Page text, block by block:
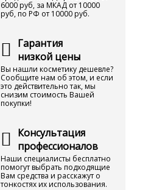
6000 руб, за МКАД от 10000
руб, по РФ от 10000 руб.
Гарантия
низкой цены
Вы нашли косметику дешевле?
Сообщите нам об этом, и если
это действительно так, мы
снизим стоимость Вашей
покупки!
Консультация
профессионалов
Наши специалисты бесплатно
помогут выбрать подходящие
Вам средства и расскажут о
тонкостях их использования.